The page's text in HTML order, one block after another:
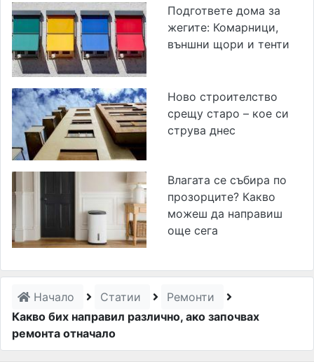
Подгответе дома за
жегите: Комарници,
външни щори и тенти
Ново строителство
срещу старо – кое си
струва днес
Влагата се събира по
прозорците? Какво
можеш да направиш
още сега
Начало Статии
Ремонти
Какво бих направил различно, ако започвах
ремонта отначало